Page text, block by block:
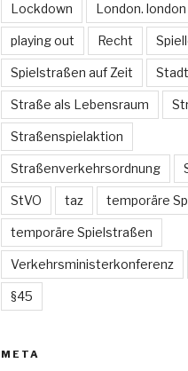
Lockdown London. london
playing out Recht
Spielstraßen auf Zeit
Straße als Lebensraum
Straßenspielaktion
Straßenverkehrsordnung
StVO taz temporäre
temporäre Spielstraßen
Verkehrsministerkonferenz
§45
META